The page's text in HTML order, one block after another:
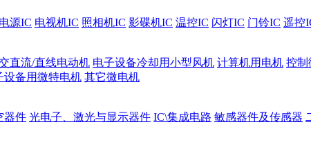
电源IC 电视机IC 照相机IC 影碟机IC 温控IC 闪灯IC 门铃IC 遥控
直流/直线电动机 电子设备冷却用小型风机 计算机用电机 控制
设备用微特电机 其它微电机
器件 光电子、激光与显示器件 IC\集成电路 敏感器件及传感器